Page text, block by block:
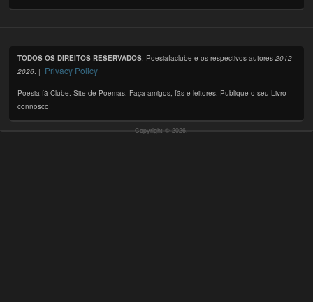
TODOS OS DIREITOS RESERVADOS: Poesiafaclube e os respectivos autores2012-
2026. | Privacy Policy
Poesia fã Clube. Site de Poemas. Faça amigos, fãs e leitores. Publique o seu Livro
connosco!
Copyright © 2026,